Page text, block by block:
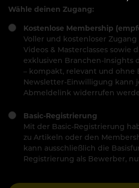
Wähle deinen Zugang:
Kostenlose Membership
Voller und kostenloser
Videos & Masterclasses sowie
exklusiven Branchen-Insights
– kompakt, relevant und ohne
Newsletter-Einwilligung kann
Abmeldelink widerrufen
Basic-Registrierung
Mit der Basic-Registrierung
zu Artikeln oder den
kann ausschließlich die
Registrierung als Bewerber,